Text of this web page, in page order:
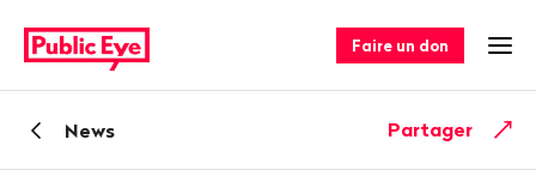
sur
publiceye.ch
rapide
Faire un don
RetourNews Partager